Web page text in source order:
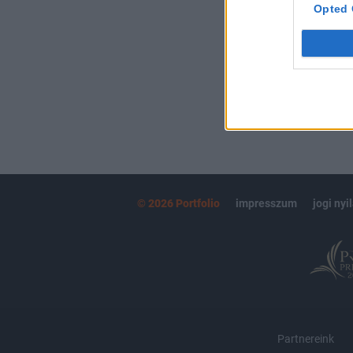
Opted
MÁR
© 2026 Portfolio impresszum jogi
Partnereink